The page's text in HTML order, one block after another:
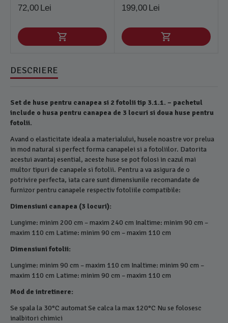
72,00 Lei 199,00 Lei
DESCRIERE
Set de huse pentru canapea si 2 fotolii tip 3.1.1. – pachetul
include o husa pentru canapea de 3 locuri si doua huse pentru
fotolii.
Avand o elasticitate ideala a materialului, husele noastre vor prelua
in mod natural si perfect forma canapelei si a fotoliilor. Datorita
acestui avantaj esential, aceste huse se pot folosi in cazul mai
multor tipuri de canapele si fotolii. Pentru a va asigura de o
potrivire perfecta, iata care sunt dimensiunile recomandate de
furnizor pentru canapele respectiv fotoliile compatibile:
Dimensiuni canapea (3 locuri):
Lungime: minim 200 cm – maxim 240 cm Inaltime: minim 90 cm –
maxim 110 cm Latime: minim 90 cm – maxim 110 cm
Dimensiuni fotolii:
Lungime: minim 90 cm – maxim 110 cm Inaltime: minim 90 cm –
maxim 110 cm Latime: minim 90 cm – maxim 110 cm
Mod de intretinere:
Se spala la 30°C automat Se calca la max 120°C Nu se folosesc
inalbitori chimici